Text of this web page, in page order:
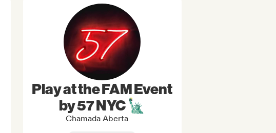
Play at the FAM Event
by 57 NYC 🗽
Chamada Aberta